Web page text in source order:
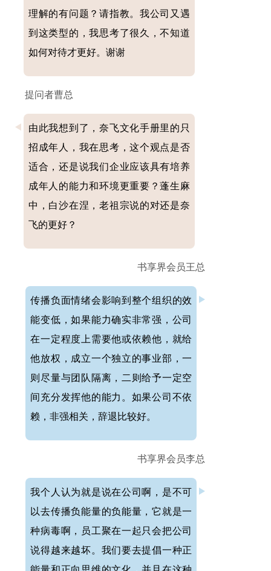
理解的有问题？请指教。我公司又遇
到这类型的，我思考了很久，不知道
如何对待才更好。谢谢
提问者曹总
由此我想到了，奈飞文化手册里的只
招成年人，我在思考，这个观点是否
适合，还是说我们企业应该具有培养
成年人的能力和环境更重要？蓬生麻
中，白沙在涅，老祖宗说的对还是奈
飞的更好？
书享界会员王总
传播负面情绪会影响到整个组织的效
能变低，如果能力确实非常强，公司
在一定程度上需要他或依赖他，就给
他放权，成立一个独立的事业部，一
则尽量与团队隔离，二则给予一定空
间充分发挥他的能力。如果公司不依
赖，非强相关，辞退比较好。
书享界会员李总
我个人认为就是说在公司啊，是不可
以去传播负能量的负能量，它就是一
种病毒啊，员工聚在一起只会把公司
说得越来越坏。我们要去提倡一种正